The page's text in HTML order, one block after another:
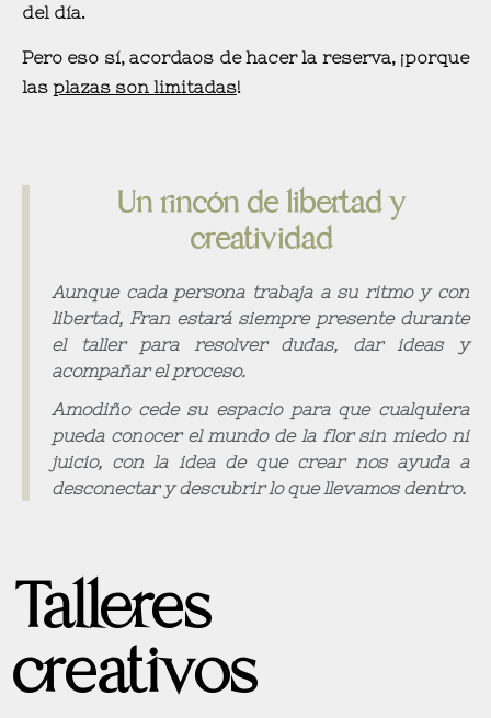
del día.
Pero eso sí, acordaos de hacer la reserva, ¡porque
las plazas son limitadas!
Un rincón de libertad y
creatividad
Aunque cada persona trabaja a su ritmo y con
libertad, Fran estará siempre presente durante
el taller para resolver dudas, dar ideas y
acompañar el proceso.
Amodiño cede su espacio para que cualquiera
pueda conocer el mundo de la flor sin miedo ni
juicio, con la idea de que crear nos ayuda a
desconectar y descubrir lo que llevamos dentro.
Talleres
creativos